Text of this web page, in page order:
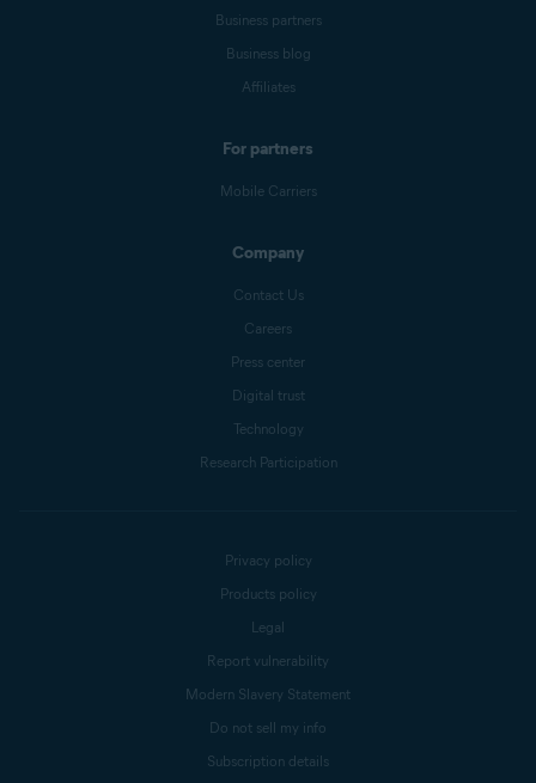
Business partners
Business blog
Affiliates
For partners
Mobile Carriers
Company
Contact Us
Careers
Press center
Digital trust
Technology
Research Participation
Privacy policy
Products policy
Legal
Report vulnerability
Modern Slavery Statement
Do not sell my info
Subscription details